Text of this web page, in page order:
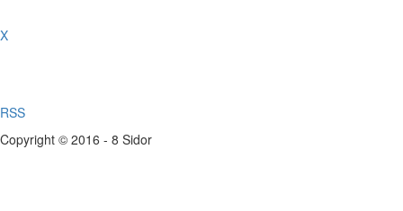
X
RSS
Copyright © 2016 - 8 Sidor